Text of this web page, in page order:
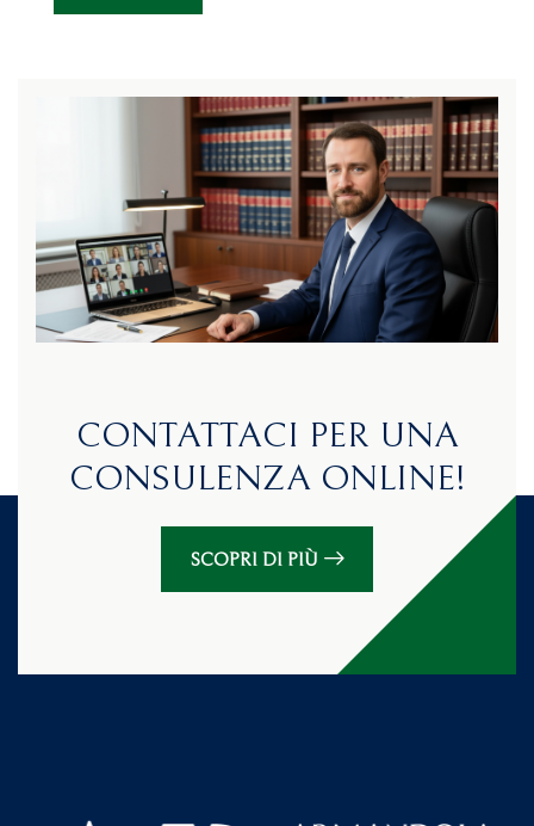
CONTATTACI PER UNA
CONSULENZA ONLINE!
SCOPRI DI PIÙ